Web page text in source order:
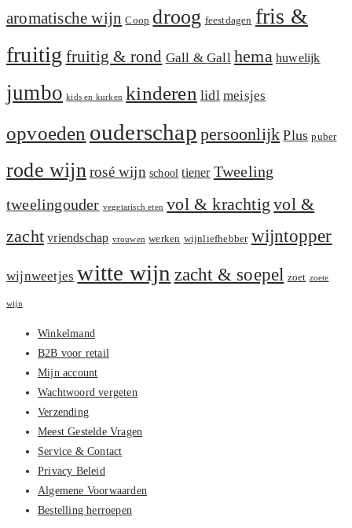
aromatische wijn Coop droog feestdagen fris &
fruitig fruitig & rond Gall & Gall hema huwelijk
jumbo kids en kurken kinderen lidl meisjes
opvoeden ouderschap persoonlijk Plus puber
rode wijn rosé wijn school tiener Tweeling
tweelingouder vegetarisch eten vol & krachtig vol &
zacht vriendschap vrouwen werken wijnliefhebber wijntopper
wijnweetjes witte wijn zacht & soepel zoet zoete
wijn
Winkelmand
B2B voor retail
Mijn account
Wachtwoord vergeten
Verzending
Meest Gestelde Vragen
Service & Contact
Privacy Beleid
Algemene Voorwaarden
Bestelling herroepen